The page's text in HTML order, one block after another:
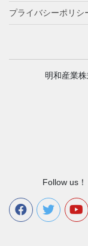
プライバシーポリシ
明和産業株式
Follow us！